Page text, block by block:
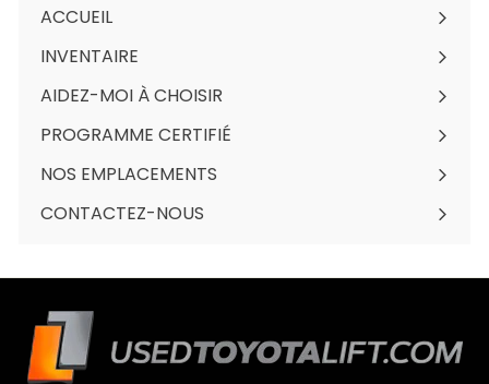
ACCUEIL
INVENTAIRE
Ouvrir
menu
AIDEZ-MOI À CHOISIR
PROGRAMME CERTIFIÉ
NOS EMPLACEMENTS
Ouvrir
menu
CONTACTEZ-NOUS